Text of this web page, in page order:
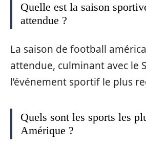
Quelle est la saison
attendue ?
La saison de football
attendue, culminant avec le
l’événement sportif le plus
Quels sont les sports les
Amérique ?